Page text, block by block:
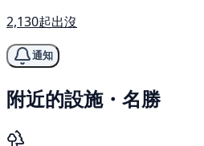
2,130起出沒
通知
附近的設施・名勝